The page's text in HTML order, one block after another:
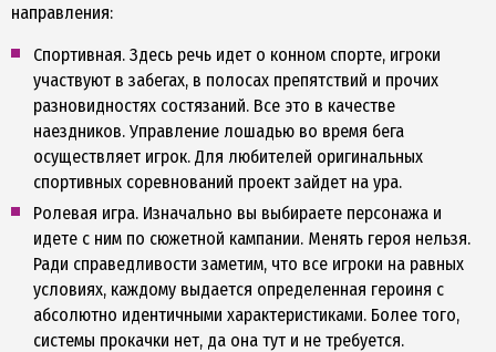
направления:
Спортивная. Здесь речь идет о конном спорте, игроки
участвуют в забегах, в полосах препятствий и прочих
разновидностях состязаний. Все это в качестве
наездников. Управление лошадью во время бега
осуществляет игрок. Для любителей оригинальных
спортивных соревнований проект зайдет на ура.
Ролевая игра. Изначально вы выбираете персонажа и
идете с ним по сюжетной кампании. Менять героя нельзя.
Ради справедливости заметим, что все игроки на равных
условиях, каждому выдается определенная героиня с
абсолютно идентичными характеристиками. Более того,
системы прокачки нет, да она тут и не требуется.